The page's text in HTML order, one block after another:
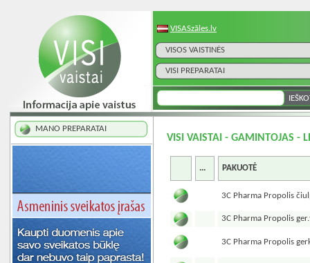
VISASzāles.lv
VISOS VAISTINĖS
VISI PREPARATAI
MANO PREPARATAI
VISI VAISTAI - GAMINTOJAS -
... PAKUOTĖ
3C Pharma Propolis
3C Pharma Propolis
3C Pharma Propolis